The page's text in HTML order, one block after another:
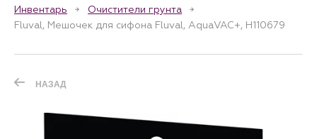
Инвентарь
Очистители грунта
Fluval, Мешочек для сифона Fluval, AquaVAC+, H110679
НАЗАД